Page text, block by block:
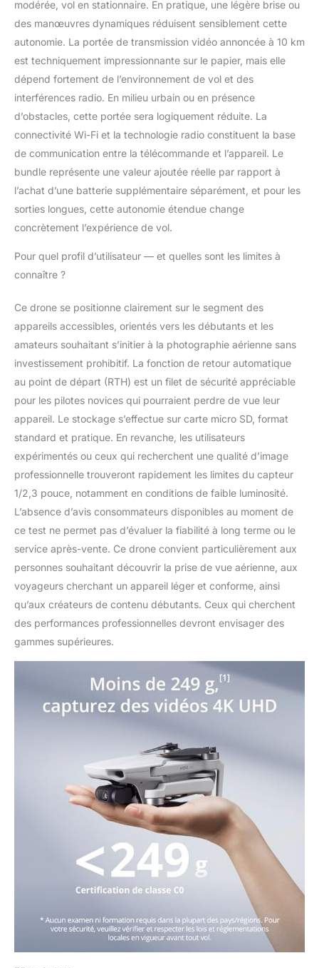
RC-N1C, sac à
bandoulière, attaches-
hélices, hélices de
rechange, et plus
longtemps et capturer
davantage. Remarques
: la réglementation
relative aux drones
peut varier en fonction
de l’utilisation que vous
en faites. Pour votre
sécurité, veillez à
consulter et à respecter
scrupuleusement les
locales en vigueur
modérée, vol en stationnaire. En pratique, une légère brise ou
des manœuvres dynamiques réduisent sensiblement cette
autonomie. La portée de transmission vidéo annoncée à 10 km
est techniquement impressionnante sur le papier, mais elle
dépend fortement de l’environnement de vol et des
interférences radio. En milieu urbain ou en présence
d’obstacles, cette portée sera logiquement réduite. La
connectivité Wi-Fi et la technologie radio constituent la base
de communication entre la télécommande et l’appareil. Le
bundle représente une valeur ajoutée réelle par rapport à
l’achat d’une batterie supplémentaire séparément, et pour les
sorties longues, cette autonomie étendue change
concrètement l’expérience de vol.
Pour quel profil d’utilisateur — et quelles sont les limites à
connaître ?
Ce drone se positionne clairement sur le segment des
appareils accessibles, orientés vers les débutants et les
amateurs souhaitant s’initier à la photographie aérienne sans
investissement prohibitif. La fonction de retour automatique
au point de départ (RTH) est un filet de sécurité appréciable
pour les pilotes novices qui pourraient perdre de vue leur
appareil. Le stockage s’effectue sur carte micro SD, format
standard et pratique. En revanche, les utilisateurs
expérimentés ou ceux qui recherchent une qualité d’image
professionnelle trouveront rapidement les limites du capteur
1/2,3 pouce, notamment en conditions de faible luminosité.
L’absence d’avis consommateurs disponibles au moment de
ce test ne permet pas d’évaluer la fiabilité à long terme ou le
service après-vente. Ce drone convient particulièrement aux
personnes souhaitant découvrir la prise de vue aérienne, aux
voyageurs cherchant un appareil léger et conforme, ainsi
qu’aux créateurs de contenu débutants. Ceux qui cherchent
des performances professionnelles devront envisager des
gammes supérieures.